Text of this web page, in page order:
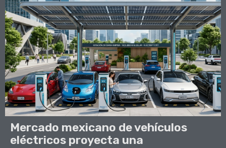
Mercado mexicano de vehículos
eléctricos proyecta una